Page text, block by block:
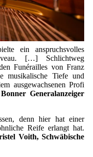
ein anspruchsvolles
[…] Schlichtweg
Funérailles von Franz
musikalische Tiefe und
ausgewachsenen Profi
Generalanzeiger
denn hier hat einer
Reife erlangt hat.
Voith, Schwäbische